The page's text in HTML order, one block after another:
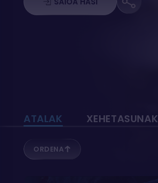
ATALAK XEHETASUNAK
ORDENA